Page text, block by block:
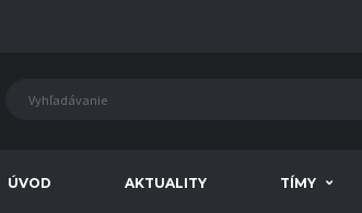
ÚVOD AKTUALITY TÍMY